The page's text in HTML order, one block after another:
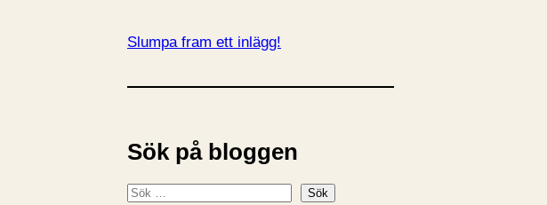
Slumpa fram ett inlägg!
Sök på bloggen
S
Sök